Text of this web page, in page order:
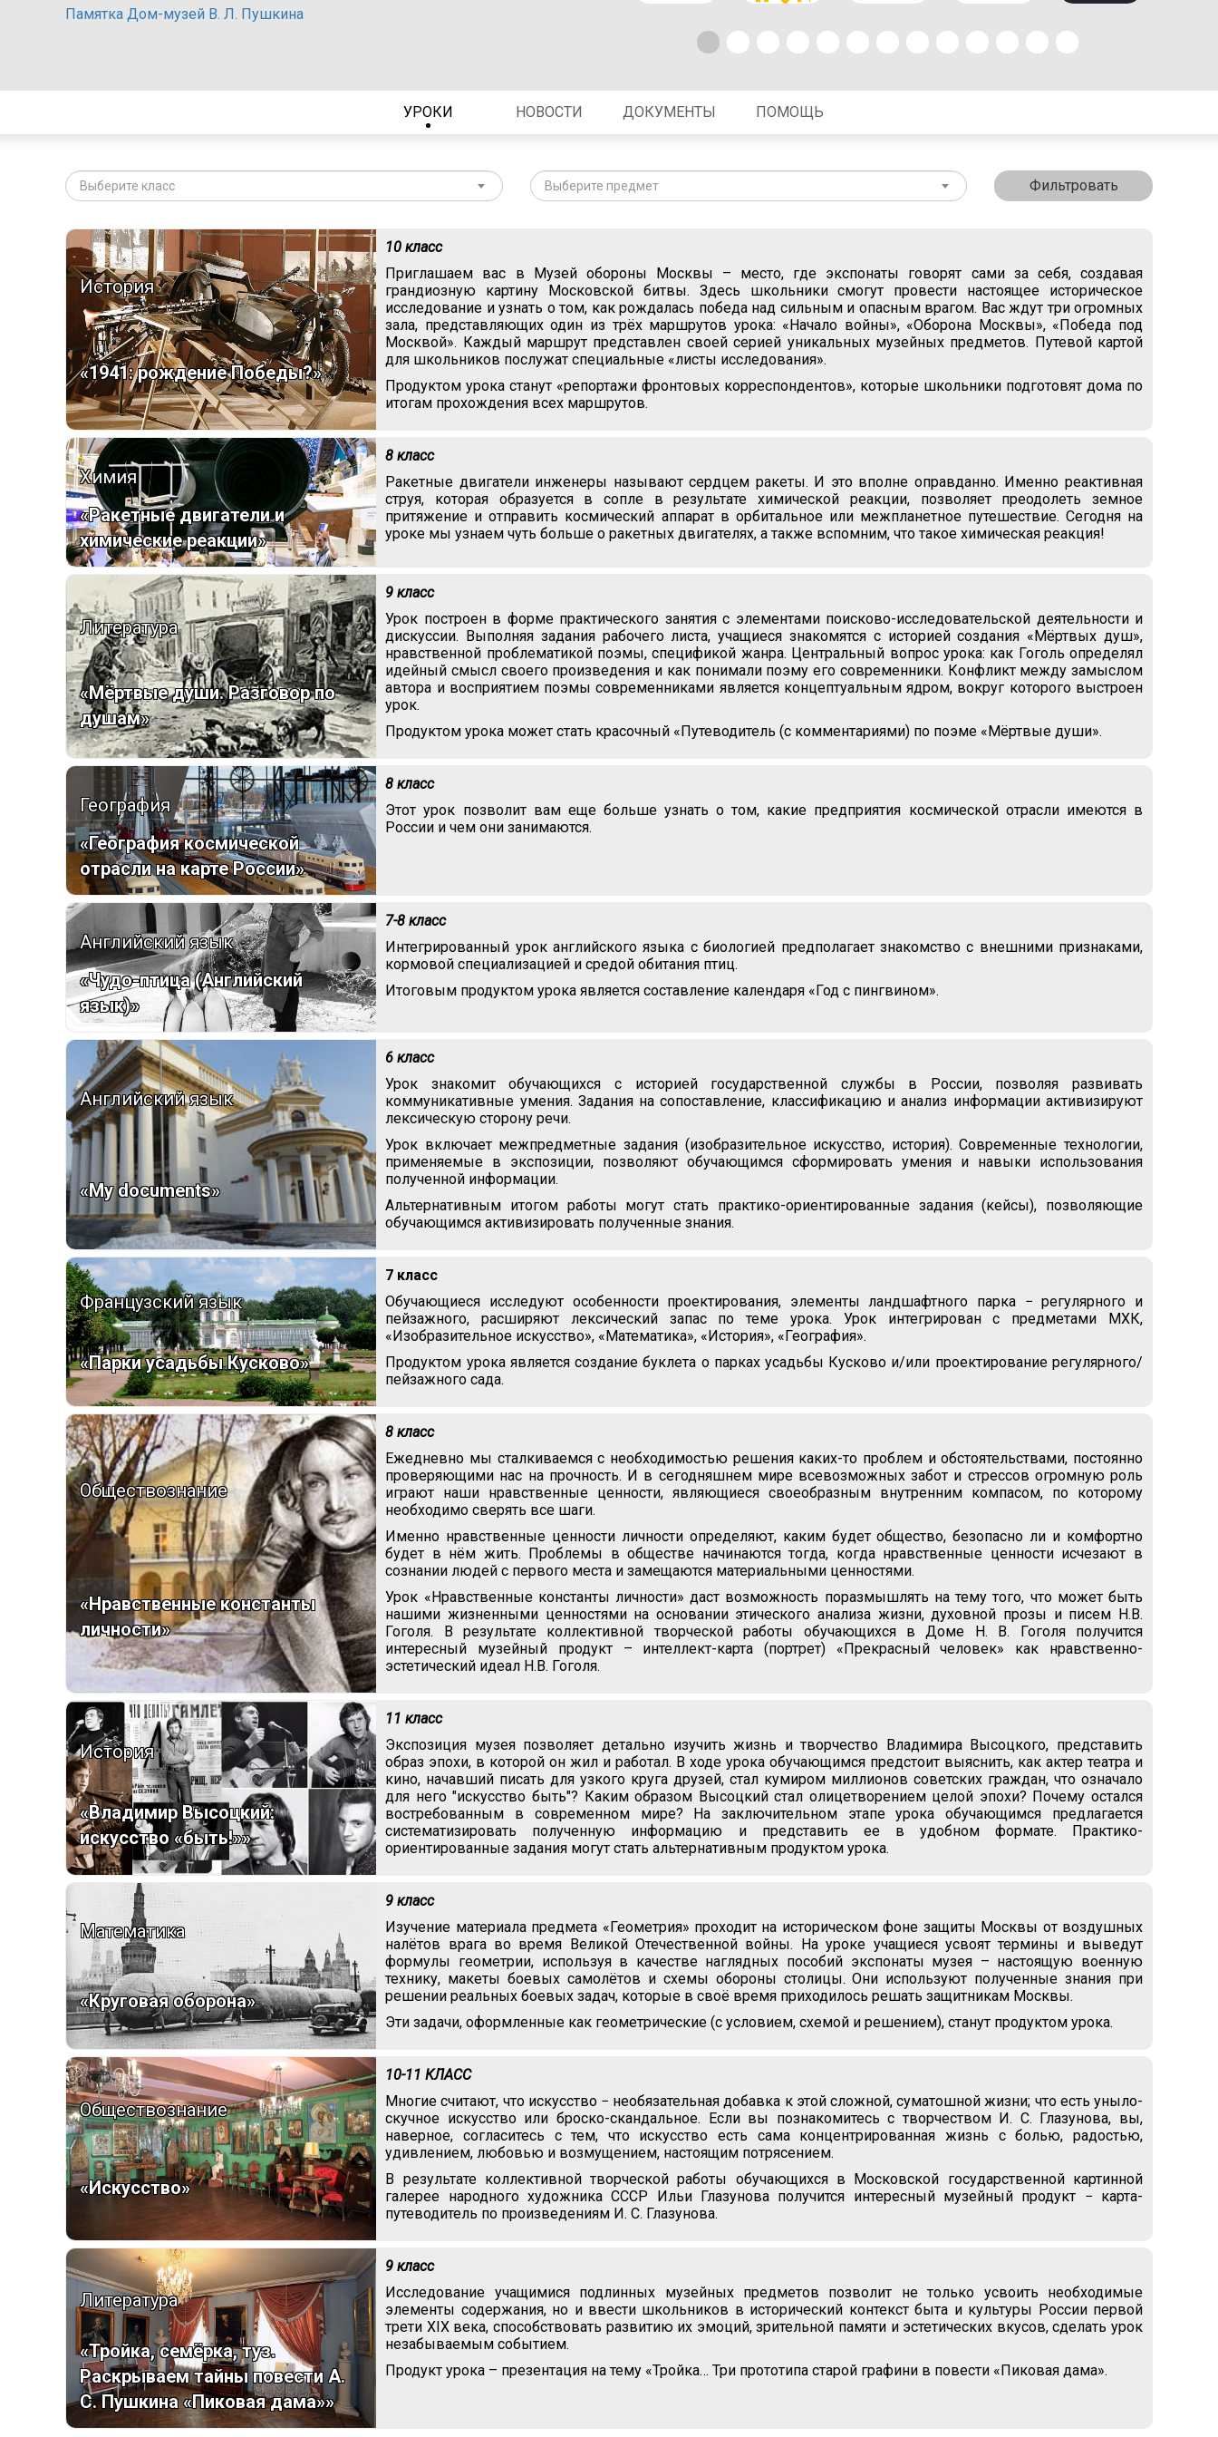
Памятка Дом-музей В. Л. Пушкина
УРОКИ НОВОСТИ ДОКУМЕНТЫ ПОМОЩЬ
Выберите класс Выберите предмет Фильтровать
История
«1941: рождение Победы?»
10 класс
Приглашаем вас в Музей обороны Москвы – место, где экспонаты говорят сами за себя, создавая
грандиозную картину Московской битвы. Здесь школьники смогут провести настоящее историческое
исследование и узнать о том, как рождалась победа над сильным и опасным врагом. Вас ждут три огромных
зала, представляющих один из трёх маршрутов урока: «Начало войны», «Оборона Москвы», «Победа под
Москвой». Каждый маршрут представлен своей серией уникальных музейных предметов. Путевой картой
для школьников послужат специальные «листы исследования».
Продуктом урока станут «репортажи фронтовых корреспондентов», которые школьники подготовят дома по
итогам прохождения всех маршрутов.
Химия
«Ракетные двигатели и
химические реакции»
8 класс
Ракетные двигатели инженеры называют сердцем ракеты. И это вполне оправданно. Именно реактивная
струя, которая образуется в сопле в результате химической реакции, позволяет преодолеть земное
притяжение и отправить космический аппарат в орбитальное или межпланетное путешествие. Сегодня на
уроке мы узнаем чуть больше о ракетных двигателях, а также вспомним, что такое химическая реакция!
Литература
«Мёртвые души. Разговор по
душам»
9 класс
Урок построен в форме практического занятия с элементами поисково-исследовательской деятельности и
дискуссии. Выполняя задания рабочего листа, учащиеся знакомятся с историей создания «Мёртвых душ»,
нравственной проблематикой поэмы, спецификой жанра. Центральный вопрос урока: как Гоголь определял
идейный смысл своего произведения и как понимали поэму его современники. Конфликт между замыслом
автора и восприятием поэмы современниками является концептуальным ядром, вокруг которого выстроен
урок.
Продуктом урока может стать красочный «Путеводитель (с комментариями) по поэме «Мёртвые души».
География
«География космической
отрасли на карте России»
8 класс
Этот урок позволит вам еще больше узнать о том, какие предприятия космической отрасли имеются в
России и чем они занимаются.
Английский язык
«Чудо-птица (Английский
язык)»
7-8 класс
Интегрированный урок английского языка с биологией предполагает знакомство с внешними признаками,
кормовой специализацией и средой обитания птиц.
Итоговым продуктом урока является составление календаря «Год с пингвином».
Английский язык
«My documents»
6 класс
Урок знакомит обучающихся с историей государственной службы в России, позволяя развивать
коммуникативные умения. Задания на сопоставление, классификацию и анализ информации активизируют
лексическую сторону речи.
Урок включает межпредметные задания (изобразительное искусство, история). Современные технологии,
применяемые в экспозиции, позволяют обучающимся сформировать умения и навыки использования
полученной информации.
Альтернативным итогом работы могут стать практико-ориентированные задания (кейсы), позволяющие
обучающимся активизировать полученные знания.
Французский язык
«Парки усадьбы Кусково»
7 класс
Обучающиеся исследуют особенности проектирования, элементы ландшафтного парка − регулярного и
пейзажного, расширяют лексический запас по теме урока. Урок интегрирован с предметами МХК,
«Изобразительное искусство», «Математика», «История», «География».
Продуктом урока является создание буклета о парках усадьбы Кусково и/или проектирование регулярного/
пейзажного сада.
Обществознание
«Нравственные константы
личности»
8 класс
Ежедневно мы сталкиваемся с необходимостью решения каких-то проблем и обстоятельствами, постоянно
проверяющими нас на прочность. И в сегодняшнем мире всевозможных забот и стрессов огромную роль
играют наши нравственные ценности, являющиеся своеобразным внутренним компасом, по которому
необходимо сверять все шаги.
Именно нравственные ценности личности определяют, каким будет общество, безопасно ли и комфортно
будет в нём жить. Проблемы в обществе начинаются тогда, когда нравственные ценности исчезают в
сознании людей с первого места и замещаются материальными ценностями.
Урок «Нравственные константы личности» даст возможность поразмышлять на тему того, что может быть
нашими жизненными ценностями на основании этического анализа жизни, духовной прозы и писем Н.В.
Гоголя. В результате коллективной творческой работы обучающихся в Доме Н. В. Гоголя получится
интересный музейный продукт – интеллект-карта (портрет) «Прекрасный человек» как нравственно-
эстетический идеал Н.В. Гоголя.
История
«Владимир Высоцкий:
искусство «быть!»»
11 класс
Экспозиция музея позволяет детально изучить жизнь и творчество Владимира Высоцкого, представить
образ эпохи, в которой он жил и работал. В ходе урока обучающимся предстоит выяснить, как актер театра и
кино, начавший писать для узкого круга друзей, стал кумиром миллионов советских граждан, что означало
для него "искусство быть"? Каким образом Высоцкий стал олицетворением целой эпохи? Почему остался
востребованным в современном мире? На заключительном этапе урока обучающимся предлагается
систематизировать полученную информацию и представить ее в удобном формате. Практико-
ориентированные задания могут стать альтернативным продуктом урока.
Математика
«Круговая оборона»
9 класс
Изучение материала предмета «Геометрия» проходит на историческом фоне защиты Москвы от воздушных
налётов врага во время Великой Отечественной войны. На уроке учащиеся усвоят термины и выведут
формулы геометрии, используя в качестве наглядных пособий экспонаты музея – настоящую военную
технику, макеты боевых самолётов и схемы обороны столицы. Они используют полученные знания при
решении реальных боевых задач, которые в своё время приходилось решать защитникам Москвы.
Эти задачи, оформленные как геометрические (с условием, схемой и решением), станут продуктом урока.
Обществознание
«Искусство»
10-11 КЛАСС
Многие считают, что искусство − необязательная добавка к этой сложной, суматошной жизни; что есть уныло-
скучное искусство или броско-скандальное. Если вы познакомитесь с творчеством И. С. Глазунова, вы,
наверное, согласитесь с тем, что искусство есть сама концентрированная жизнь с болью, радостью,
удивлением, любовью и возмущением, настоящим потрясением.
В результате коллективной творческой работы обучающихся в Московской государственной картинной
галерее народного художника СССР Ильи Глазунова получится интересный музейный продукт − карта-
путеводитель по произведениям И. С. Глазунова.
Литература
«Тройка, семёрка, туз.
Раскрываем тайны повести А.
С. Пушкина «Пиковая дама»»
9 класс
Исследование учащимися подлинных музейных предметов позволит не только усвоить необходимые
элементы содержания, но и ввести школьников в исторический контекст быта и культуры России первой
трети XIX века, способствовать развитию их эмоций, зрительной памяти и эстетических вкусов, сделать урок
незабываемым событием.
Продукт урока – презентация на тему «Тройка… Три прототипа старой графини в повести «Пиковая дама».